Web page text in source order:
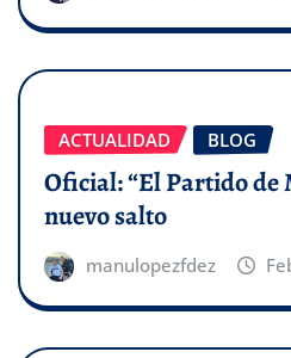
ACTUALIDAD BLOG
Oficial: “El Partido de
nuevo salto
manulopezfdez